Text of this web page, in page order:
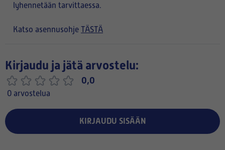
lyhennetään tarvittaessa.
Katso asennusohje TÄSTÄ
Kirjaudu ja jätä arvostelu:
0,0
0 arvostelua
KIRJAUDU SISÄÄN